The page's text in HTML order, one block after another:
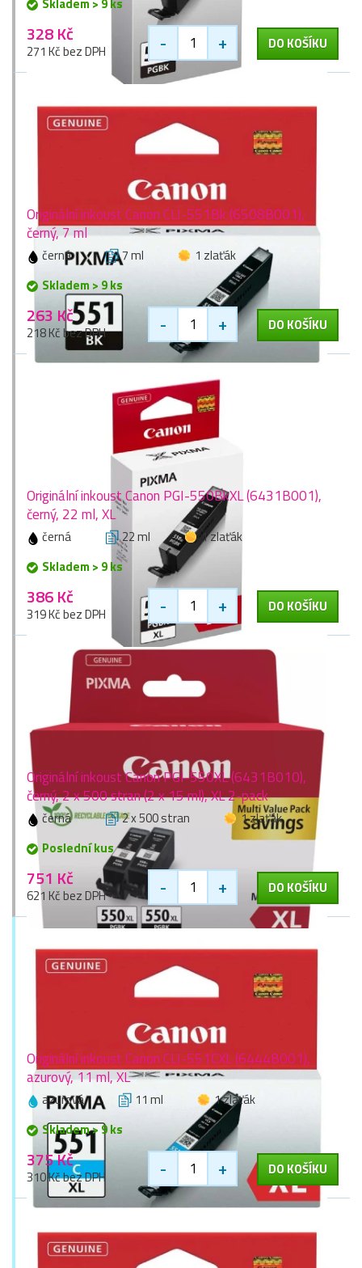
Skladem > 9 ks
328 Kč
271 Kč bez DPH - + DO KOŠÍKU
Originální inkoust Canon CLI-551Bk (6508B001),
černý, 7 ml
černá 7 ml
1 zlaťák
Skladem > 9 ks
263 Kč
218 Kč bez DPH - + DO KOŠÍKU
Originální inkoust Canon PGI-550BkXL (6431B001),
černý, 22 ml, XL
černá 22 ml
1 zlaťák
Skladem > 9 ks
386 Kč
319 Kč bez DPH - + DO KOŠÍKU
Originální inkoust Canon PGI-550XL (6431B010),
černý, 2 x 500 stran (2 x 15 ml), XL 2-pack
černá 2 x 500 stran
1 zlaťák
Poslední kus
751 Kč
621 Kč bez DPH - + DO KOŠÍKU
Originální inkoust Canon CLI-551CXL (6444B001),
azurový, 11 ml, XL
azurová 11 ml
1 zlaťák
Skladem > 9 ks
375 Kč
310 Kč bez DPH - + DO KOŠÍKU